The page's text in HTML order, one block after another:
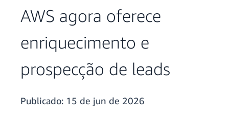
AWS agora oferece
enriquecimento e
prospecção de leads
Publicado: 15 de jun de 2026